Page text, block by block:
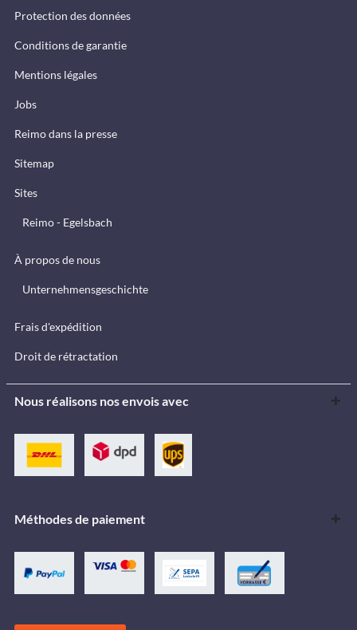
Protection des données
Conditions de garantie
Mentions légales
Jobs
Reimo dans la presse
Sitemap
Sites
Reimo - Egelsbach
À propos de nous
Unternehmensgeschichte
Frais d'expédition
Droit de rétractation
Nous réalisons nos envois avec
Méthodes de paiement